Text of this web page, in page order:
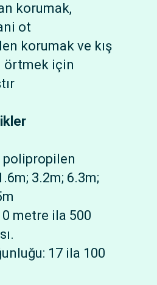
korumak,
ot
korumak ve kış
örtmek için
polipropilen
3.2m; 6.3m;
metre ila 500
17 ila 100